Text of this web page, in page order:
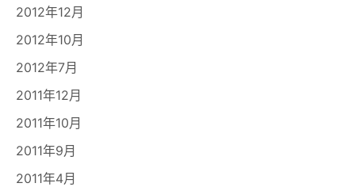
2012年12月
2012年10月
2012年7月
2011年12月
2011年10月
2011年9月
2011年4月